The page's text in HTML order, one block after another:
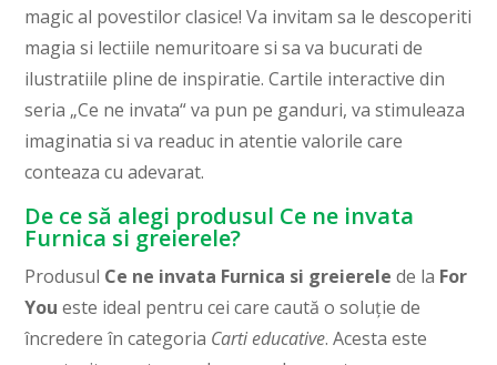
magic al povestilor clasice! Va invitam sa le descoperiti
magia si lectiile nemuritoare si sa va bucurati de
ilustratiile pline de inspiratie. Cartile interactive din
seria „Ce ne invata“ va pun pe ganduri, va stimuleaza
imaginatia si va readuc in atentie valorile care
conteaza cu adevarat.
De ce să alegi produsul Ce ne invata
Furnica si greierele?
Produsul Ce ne invata Furnica si greierele de la For
You este ideal pentru cei care caută o soluție de
încredere în categoria Carti educative. Acesta este